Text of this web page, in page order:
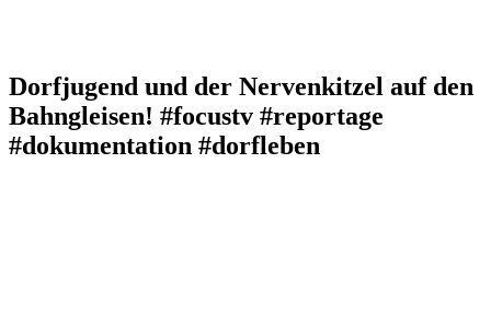
Dorfjugend und der Nervenkitzel auf den
Bahngleisen! #focustv #reportage
#dokumentation #dorfleben